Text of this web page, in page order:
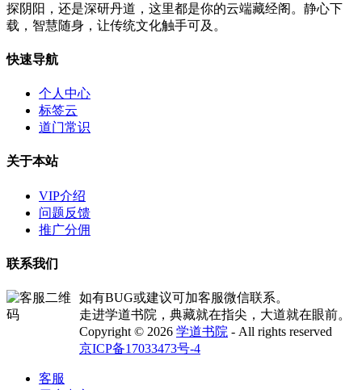
探阴阳，还是深研丹道，这里都是你的云端藏经阁。静心下
载，智慧随身，让传统文化触手可及。
快速导航
个人中心
标签云
道门常识
关于本站
VIP介绍
问题反馈
推广分佣
联系我们
如有BUG或建议可加客服微信联系。
走进学道书院，典藏就在指尖，大道就在眼前。
Copyright © 2026 学道书院 - All rights reserved
京ICP备17033473号-4
客服